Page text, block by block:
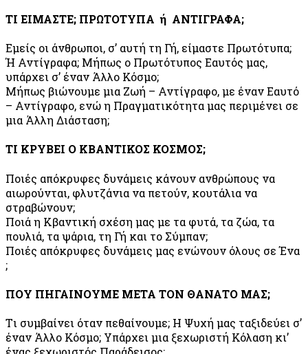
ΤI ΕΙΜΑΣΤΕ; ΠΡΩΤΟΤΥΠΑ ή ΑΝΤΙΓΡΑΦΑ;
Eμείς οι άνθρωποι, σ’ αυτή τη Γή, είμαστε Πρωτότυπα;
Ή Αντίγραφα; Μήπως ο Πρωτότυπος Εαυτός μας,
υπάρχει σ’ έναν Άλλο Κόσμο;
Μήπως βιώνουμε μια Ζωή – Αντίγραφο, με έναν Εαυτό
– Αντίγραφο, ενώ η Πραγματικότητα μας περιμένει σε
μια Άλλη Διάσταση;
ΤI ΚΡΥΒEI O ΚΒΑΝΤΙΚΟΣ ΚΟΣΜΟΣ;
Ποιές απόκρυφες δυνάμεις κάνουν ανθρώπους να
αιωρούνται, φλυτζάνια να πετούν, κουτάλια να
στραβώνουν;
Ποιά η Κβαντική σχέση μας με τα φυτά, τα ζώα, τα
πουλιά, τα ψάρια, τη Γή και το Σύμπαν;
Ποιές απόκρυφες δυνάμεις μας ενώνουν όλους σε Ένα
;
ΠΟΥ ΠΗΓΑΙΝΟΥΜΕ ΜΕΤΑ ΤΟΝ ΘΑΝΑΤΟ ΜΑΣ;
Tι συμβαίνει όταν πεθαίνουμε; Η Ψυχή μας ταξιδεύει σ’
έναν Άλλο Κόσμο; Υπάρχει μια ξεχωριστή Κόλαση κι’